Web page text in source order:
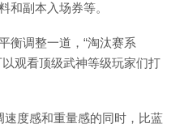
和副本入场券等。
衡调整一道，“淘汰赛系
观看顶级武神等级玩家们打
度感和重量感的同时，比蓝